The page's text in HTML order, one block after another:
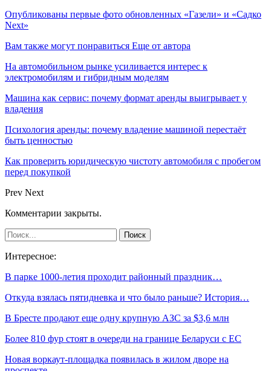
Опубликованы первые фото обновленных «Газели» и «Садко
Next»
Вам также могут понравиться Еще от автора
На автомобильном рынке усиливается интерес к
электромобилям и гибридным моделям
Машина как сервис: почему формат аренды выигрывает у
владения
Психология аренды: почему владение машиной перестаёт
быть ценностью
Как проверить юридическую чистоту автомобиля с пробегом
перед покупкой
Prev Next
Комментарии закрыты.
Интересное:
В парке 1000-летия проходит районный праздник…
Откуда взялась пятидневка и что было раньше? История…
В Бресте продают еще одну крупную АЗС за $3,6 млн
Более 810 фур стоят в очереди на границе Беларуси с ЕС
Новая воркаут-площадка появилась в жилом дворе на